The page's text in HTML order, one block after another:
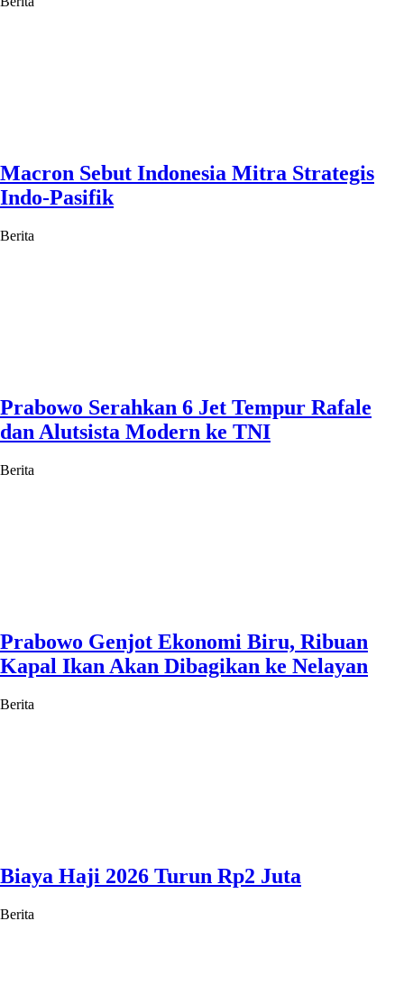
Macron Sebut Indonesia Mitra Strategis
Indo-Pasifik
Berita
Prabowo Serahkan 6 Jet Tempur Rafale
dan Alutsista Modern ke TNI
Berita
Prabowo Genjot Ekonomi Biru, Ribuan
Kapal Ikan Akan Dibagikan ke Nelayan
Berita
Biaya Haji 2026 Turun Rp2 Juta
Berita